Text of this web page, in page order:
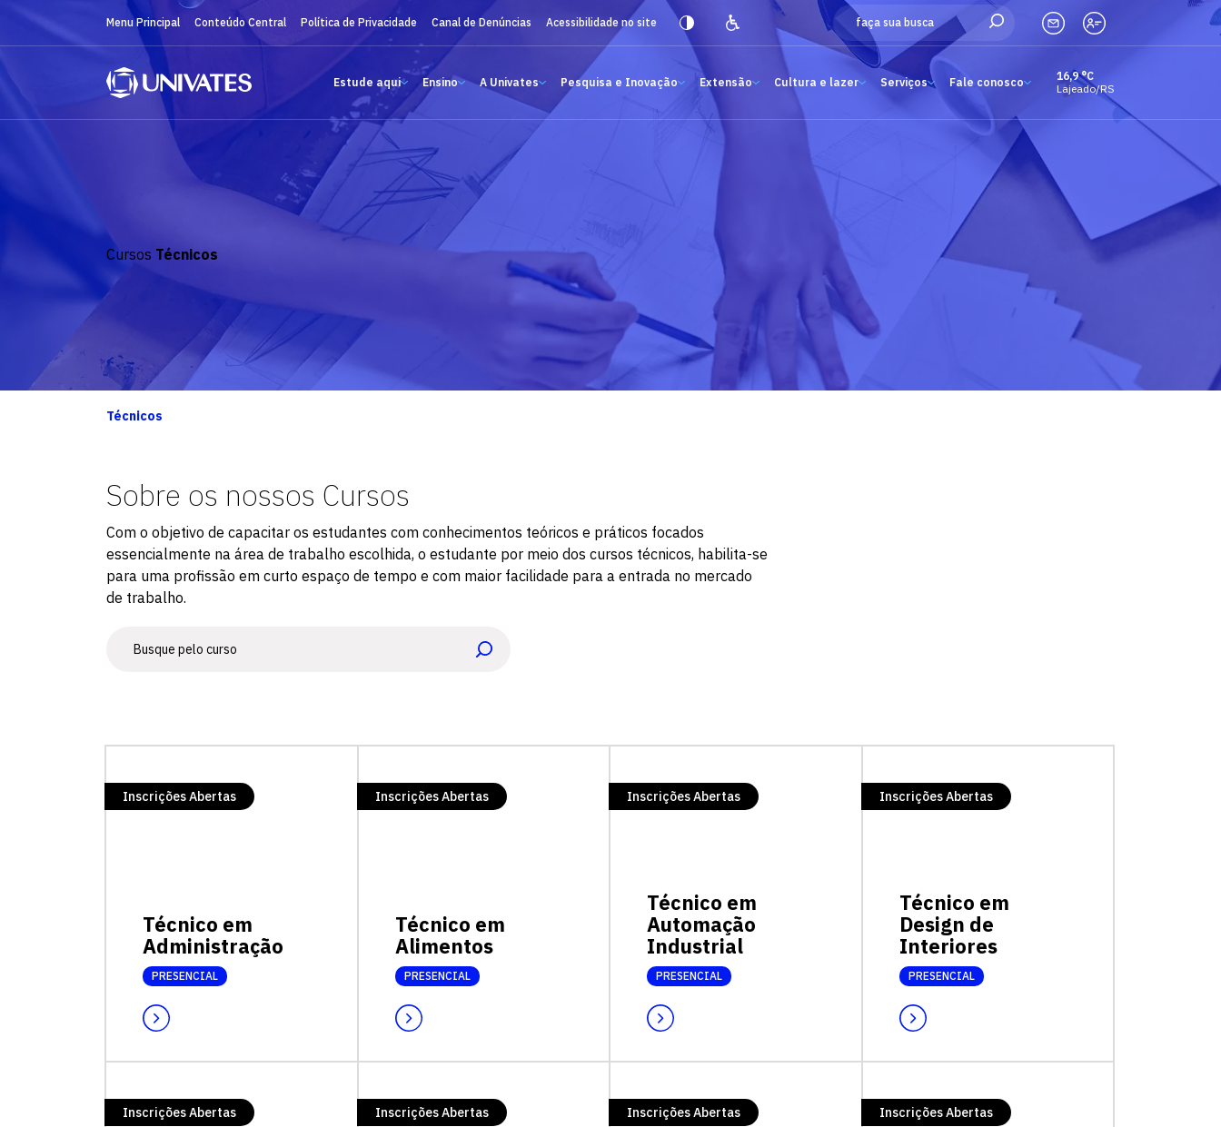
Menu Principal Conteúdo Central Política de Privacidade Canal de Denúncias Acessibilidade no site
Estude aqui Ensino A Univates Pesquisa e Inovação Extensão Cultura e lazer Serviços Fale conosco
16,9 °C
Lajeado/RS
Estude aqui
Pesquisa e Inovação
Extensão
Cultura e lazer
Cursos Técnicos
Técnicos
Sobre os nossos Cursos
Com o objetivo de capacitar os estudantes com conhecimentos teóricos e práticos focados
essencialmente na área de trabalho escolhida, o estudante por meio dos cursos técnicos, habilita-se
para uma profissão em curto espaço de tempo e com maior facilidade para a entrada no mercado
de trabalho.
Inscrições Abertas
Técnico em
Administração
PRESENCIAL
Inscrições Abertas
Técnico em
Alimentos
PRESENCIAL
Inscrições Abertas
Técnico em
Automação
Industrial
PRESENCIAL
Inscrições Abertas
Técnico em
Design de
Interiores
PRESENCIAL
Inscrições Abertas Inscrições Abertas Inscrições Abertas Inscrições Abertas